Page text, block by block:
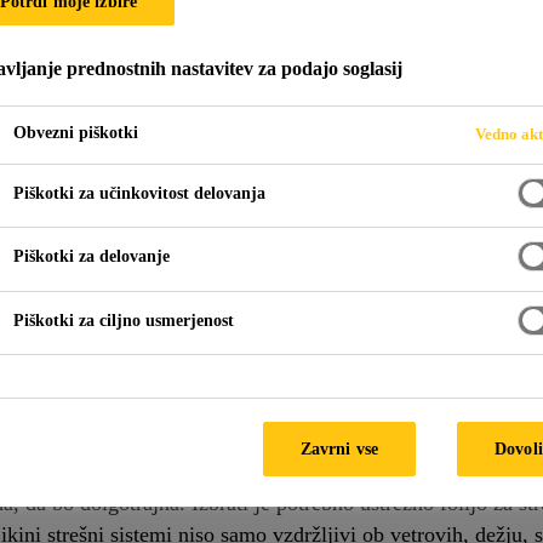
nevarnim razmeram in se lahko sčasoma
in notranjost pred nevarnostmi. Zato mora biti
da bo dolgotrajna. Izbrati je potrebno ustrezno folijo za
strešni sistemi niso samo vzdržljivi ob vetrovih, dežju,
prednostnih nastavitev za podajo soglasij
Obvezni piškotki Vedno
Piškotki za učinkovitost delovanja
Piškotki za delovanje
Piškotki za ciljno usmerjenost
Zavrni vse